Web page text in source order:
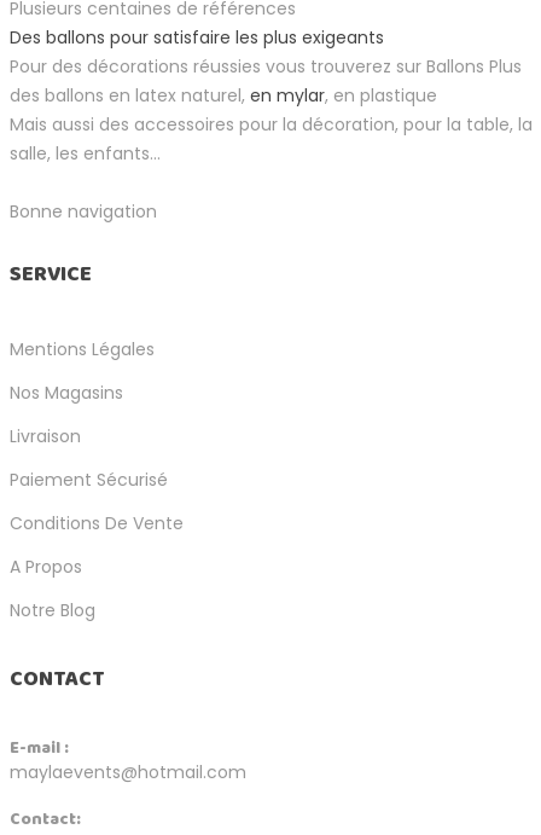
Plusieurs centaines de références
Des ballons pour satisfaire les plus exigeants
Pour des décorations réussies vous trouverez sur Ballons Plus
des ballons en latex naturel, en mylar, en plastique
Mais aussi des accessoires pour la décoration, pour la table, la
salle, les enfants...
Bonne navigation
SERVICE
Mentions Légales
Nos Magasins
Livraison
Paiement Sécurisé
Conditions De Vente
A Propos
Notre Blog
CONTACT
E-mail :
maylaevents@hotmail.com
Contact: